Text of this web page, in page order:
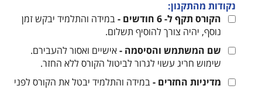
נקודות מהתקנון:
הקורס תקף ל- 6 חודשים -
במידה והתלמיד יבקש זמן
נוסף, יהיה צורך להוסיף תשלום.
שם המשתמש והסיסמה - אישיים ואסור להעבירם.
שימוש חריג עשוי לגרור לביטול הקורס ללא החזר.
מדיניות החזרים - במידה והתלמיד יבטל את הקורס לפני